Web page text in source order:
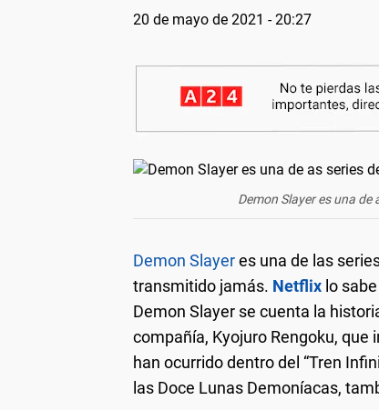
20 de mayo de 2021 - 20:27
Demon Slayer es una
Demon Slayeres una de las
transmitido jamás. Netflix lo
Demon Slayer se cuenta la
compañía, Kyojuro Rengoku, que
han ocurrido dentro del “Tren
las Doce Lunas Demoníacas,